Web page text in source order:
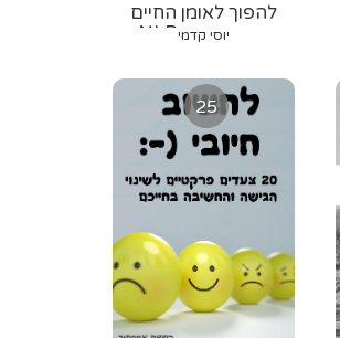
להפוך לאומן החיים
הטובים עם NLP
יוסי קדמי
25